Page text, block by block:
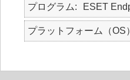
プログラム ESET
プラットフォーム（OS）